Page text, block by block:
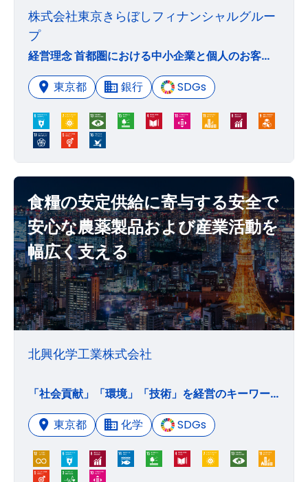
株式会社東京きらぼしフィナンシャルグルー
プ
経営理念 首都圏における中小企業と個人のお客さまのための金融グループとして、総合金融サービスを通じて、 地域社会の発展に貢献します。 経営方針 ・きらりと光る銀行 独自性のある金融サービスの提供により、地元地銀として永続的に存在する ・チャレンジする銀行 お客さまや地域経済の発展に貢献するために、東京圏の特色を活かして挑戦し続ける ・思いをつなぐ銀行 お客さま、地域、職員の「思い」を大切にして、常に信頼され必要とされる存在になる
東京都
銀行 SDGs
食糧の安定供給に寄与する安全で
安心な農薬製品および産業活動を
幅広く支える
北興化学工業株式会社
「社会貢献」「環境」「技術」を経営のキーワードとし、全ての人々の幸せのため、食糧の安定供給に寄与する安全で安心な農薬製品および産業活動を幅広く支えるファインケミカル製品を社会に提供していきます。
東京都
化学 SDGs